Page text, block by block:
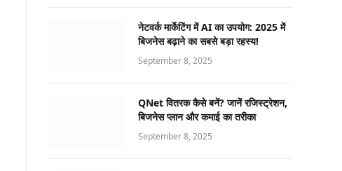
नेटवर्क मार्केटिंग में AI का उपयोग: 2025 में
बिजनेस बढ़ाने का सबसे बड़ा रहस्य!
September 8, 2025
QNet वितरक कैसे बनें? जानें रजिस्ट्रेशन,
बिजनेस प्लान और कमाई का तरीका
September 8, 2025